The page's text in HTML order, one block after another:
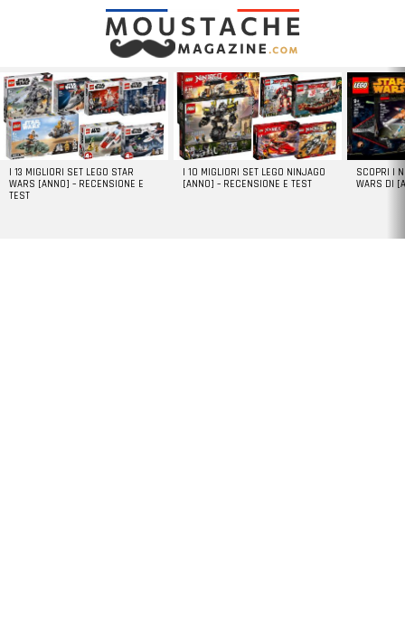
LATEST
STORIES
I 13 MIGLIORI SET LEGO STAR
WARS [ANNO] – RECENSIONE E
TEST
I 10 MIGLIORI SET LEGO NINJAGO
[ANNO] – RECENSIONE E TEST
SCOPRI I
WARS DI